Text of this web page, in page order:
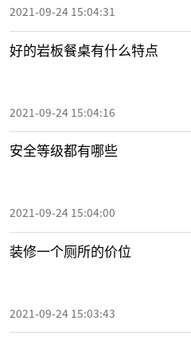
2021-09-24 15:04:31
好的岩板餐桌有什么特点
2021-09-24 15:04:16
安全等级都有哪些
2021-09-24 15:04:00
装修一个厕所的价位
2021-09-24 15:03:43